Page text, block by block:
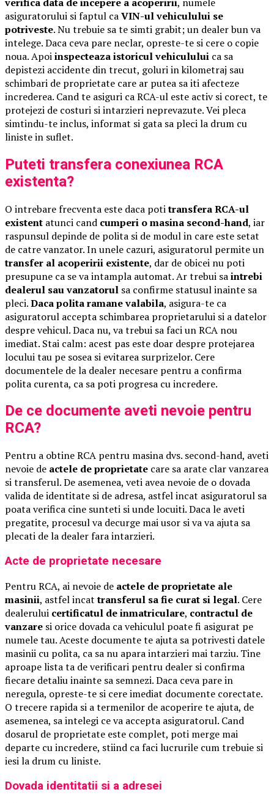
asiguratorului si faptul caVIN-ul vehiculului se
potriveste. Nu trebuie sa te simti grabit; un dealer bun va
intelege. Daca ceva pare neclar, opreste-te si cere o copie
noua. Apoiinspecteaza istoricul vehiculului ca sa
depistezi accidente din trecut, goluri in kilometraj sau
schimbari de proprietate care ar putea sa iti afecteze
increderea. Cand te asiguri ca RCA-ul este activ si corect, te
protejezi de costuri si intarzieri neprevazute. Vei pleca
simtindu-te inclus, informat si gata sa pleci la drum cu
liniste in suflet.
Puteti transfera conexiunea RCA
existenta?
O intrebare frecventa este daca potitransfera RCA-ul
existent atunci cand cumperi o masina second-hand, iar
raspunsul depinde de polita si de modul in care este setat
de catre vanzator. In unele cazuri, asiguratorul permite un
transfer al acoperirii existente, dar de obicei nu poti
presupune ca se va intampla automat. Ar trebui saintrebi
dealerul sau vanzatorul sa confirme statusul inainte sa
pleci.Daca polita ramane valabila, asigura-te ca
asiguratorul accepta schimbarea proprietarului si a datelor
despre vehicul. Daca nu, va trebui sa faci un RCA nou
imediat. Stai calm: acest pas este doar despre protejarea
locului tau pe sosea si evitarea surprizelor. Cere
documentele de la dealer necesare pentru a confirma
polita curenta, ca sa poti progresa cu incredere.
De ce documente aveti nevoie pentru
RCA?
Pentru a obtine RCA pentru masina dvs. second-hand, aveti
nevoie de actele de proprietate care sa arate clar vanzarea
si transferul. De asemenea, veti avea nevoie de o dovada
valida de identitate si de adresa, astfel incat asiguratorul sa
poata verifica cine sunteti si unde locuiti. Daca le aveti
pregatite, procesul va decurge mai usor si va va ajuta sa
plecati de la dealer fara intarzieri.
Acte de proprietate necesare
Pentru RCA, ai nevoie de actele de proprietate ale
masinii, astfel incattransferul sa fie curat si legal. Cere
dealerului certificatul de inmatriculare, contractul de
vanzare si orice dovada ca vehiculul poate fi asigurat pe
numele tau. Aceste documente te ajuta sa potrivesti datele
masinii cu polita, ca sa nu apara intarzieri mai tarziu. Tine
aproape lista ta de verificari pentru dealer si confirma
fiecare detaliu inainte sa semnezi. Daca ceva pare in
neregula, opreste-te si cere imediat documente corectate.
O trecere rapida si a termenilor de acoperire te ajuta, de
asemenea, sa intelegi ce va accepta asiguratorul. Cand
dosarul de proprietate este complet, poti merge mai
departe cu incredere, stiind ca faci lucrurile cum trebuie si
iesi la drum cu liniste.
Dovada identitatii si a adresei